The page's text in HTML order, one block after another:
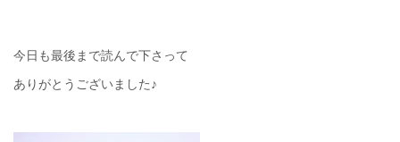
今日も最後まで読んで下さって
ありがとうございました♪